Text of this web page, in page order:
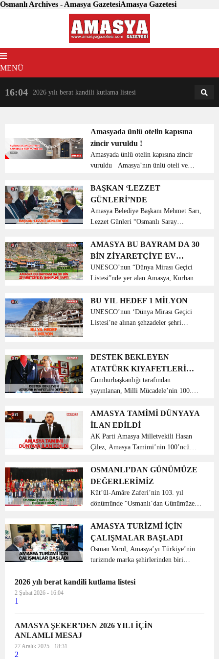
Osmanlı Archives - Amasya GazetesiAmasya Gazetesi
MENÜ
16:04 2026 yılı berat kandili kutlama listesi 18:31
Amasyada ünlü otelin kapısına
zincir vuruldu !
Amasyada ünlü otelin kapısına zincir
vuruldu Amasya’nın ünlü oteli ve
kapısına zincir vuruldu. Amasya
merkezde bulunan Amasya Taşhan’ı;
dönemin mutasarrıfı Rah...
BAŞKAN ‘LEZZET
GÜNLERİ’NDE
Amasya Belediye Başkanı Mehmet Sarı,
Lezzet Günleri “Osmanlı Saray
Belediye Başkanı Mehmet Sarı, Amasya
Üniversitesi Rektörü Prof. Dr.
Süleyman Elmacı’nı...
AMASYA BU BAYRAM DA 30
BİN ZİYARETÇİYE EV
SAHİPLİĞİ YAPTI
UNESCO’nun “Dünya Mirası Geçici
Listesi”nde yer alan Amasya, Kurban
ağırladı. Birçok Osmanlı şehzadesinin
ilk eğitimini aldığı ve devlet yöne...
BU YIL HEDEF 1 MİLYON
UNESCO’nun ‘Dünya Mirası Geçici
Listesi’ne alınan şehzadeler şehri
milyon turist. Osmanlı şeh...
DESTEK BEKLEYEN
ATATÜRK KIYAFETLERİ
DEFİLESİ
Cumhurbaşkanlığı tarafından
yayınlanan, Milli Mücadele’nin 100.
yayımlanan genelgesi doğrultusunda,
kutlamaların 2019 yılsonuna kadar
İllerde Valilik kutlama program...
AMASYA TAMİMİ DÜNYAYA
İLAN EDİLDİ
AK Parti Amasya Milletvekili Hasan
Çilez, Amasya Tamimi’nin 100’ncü
Büyük Millet Meclisi’nde bir konuşma
yaptı. Amasya Milletvekili Hasan Çilez
konuşmasında, 19 Mayıs’t...
OSMANLI’DAN GÜNÜMÜZE
DEĞERLERİMİZ
Kût’ül-Amâre Zaferi’nin 103. yıl
dönümünde “Osmanlı’dan Günümüze
Suluova İlçe Milli Eğitim
Müdürlüğü’nce hazırlanan ve
ecdadımızın altı asır boyunca huzurl...
AMASYA TURİZMİ İÇİN
ÇALIŞMALAR BAŞLADI
Osman Varol, Amasya’yı Türkiye’nin
turizmde marka şehirlerinden biri
ilerlediklerini söyledi. Vitrini olan
2026 yılı berat kandili kutlama listesi
2 Şubat 2026 - 16:04
1
AMASYA ŞEKER’DEN 2026 YILI İÇİN
ANLAMLI MESAJ
27 Aralık 2025 - 18:31
2